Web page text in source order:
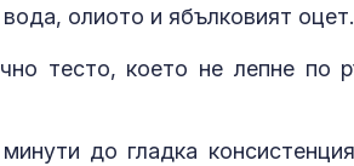
олиото и ябълковият оцет.
тесто, което не лепне по
до гладка